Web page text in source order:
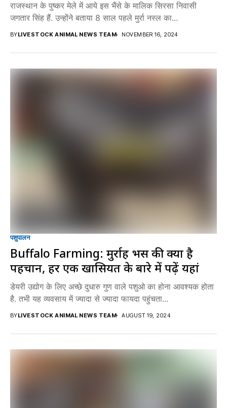
राजस्थान के पुष्कर मेले में आये इस भैंसे के मालिक सिरसा निवासी
जगतार सिंह हैं. उन्होंने बताया 8 साल पहले मुर्रा नस्ल का...
BYLIVESTOCK ANIMAL NEWS TEAM NOVEMBER 16, 2024
पशुपालन
Buffalo Farming: मुर्राह भैंस की क्या है
पहचान, हर एक खासियत के बारे में पढ़ें यहां
डेयरी उ‌द्योग के लिए अच्छे दुधारु गुण वाले पशुओ का होना आवश्यक होता
है. तभी यह व्यवसाय में ज्यादा से ज्यादा फायदा पहुंचता...
BYLIVESTOCK ANIMAL NEWS TEAM AUGUST 19, 2024